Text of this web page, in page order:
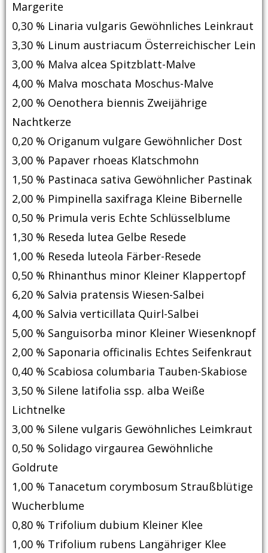
Margerite
0,30 % Linaria vulgaris Gewöhnliches Leinkraut
3,30 % Linum austriacum Österreichischer Lein
3,00 % Malva alcea Spitzblatt-Malve
4,00 % Malva moschata Moschus-Malve
2,00 % Oenothera biennis Zweijährige
Nachtkerze
0,20 % Origanum vulgare Gewöhnlicher Dost
3,00 % Papaver rhoeas Klatschmohn
1,50 % Pastinaca sativa Gewöhnlicher Pastinak
2,00 % Pimpinella saxifraga Kleine Bibernelle
0,50 % Primula veris Echte Schlüsselblume
1,30 % Reseda lutea Gelbe Resede
1,00 % Reseda luteola Färber-Resede
0,50 % Rhinanthus minor Kleiner Klappertopf
6,20 % Salvia pratensis Wiesen-Salbei
4,00 % Salvia verticillata Quirl-Salbei
5,00 % Sanguisorba minor Kleiner Wiesenknopf
2,00 % Saponaria officinalis Echtes Seifenkraut
0,40 % Scabiosa columbaria Tauben-Skabiose
3,50 % Silene latifolia ssp. alba Weiße
Lichtnelke
3,00 % Silene vulgaris Gewöhnliches Leimkraut
0,50 % Solidago virgaurea Gewöhnliche
Goldrute
1,00 % Tanacetum corymbosum Straußblütige
Wucherblume
0,80 % Trifolium dubium Kleiner Klee
1,00 % Trifolium rubens Langähriger Klee